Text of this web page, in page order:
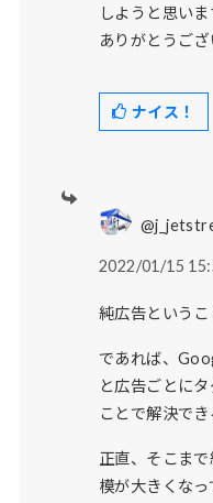
しようと思いま
ありがとうござ
ナイス！
2022/01/15
純広告というこ
であれば、
と広告ごとに
ことで解決でき
正直、そこま
模が大きくなっ